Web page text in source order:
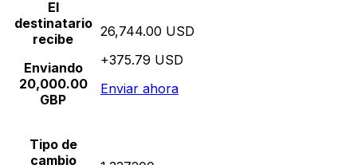
El
destinatario
recibe
Enviando
20,000.00
GBP
26,744.00 USD
+375.79 USD
Enviar ahora
Tipo de
cambio